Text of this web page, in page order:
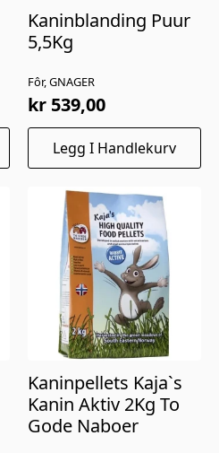
Fôr, GNAGER
Kaninblanding Puur
5,5Kg
kr 539,00
Legg I Handlekurv
Kaninpellets Kaja`s
Kanin Aktiv 2Kg To
Gode Naboer